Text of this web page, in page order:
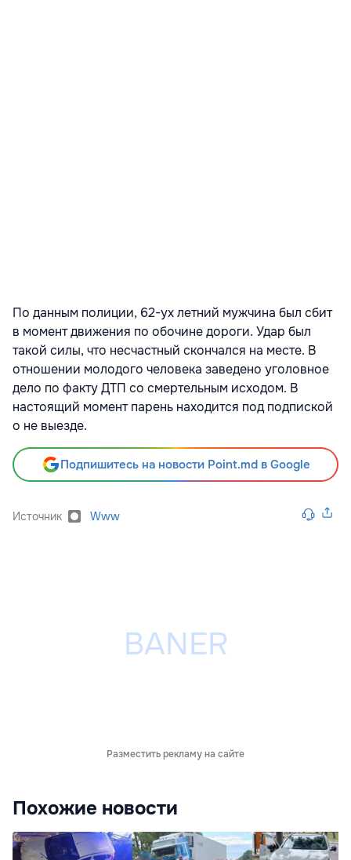
По данным полиции, 62-ух летний мужчина был сбит
в момент движения по обочине дороги. Удар был
такой силы, что несчастный скончался на месте. В
отношении молодого человека заведено уголовное
дело по факту ДТП со смертельным исходом. В
настоящий момент парень находится под подпиской
о не выезде.
Подпишитесь на новости Point.md в Google
Источник Www
Разместить рекламу на сайте
Похожие новости